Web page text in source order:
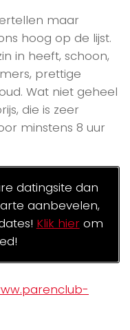
maar
hoog op de lijst.
in heeft, schoon,
prettige
Wat niet geheel
die is zeer
minstens 8 uur
datingsite dan
aanbevelen,
Klik hierom